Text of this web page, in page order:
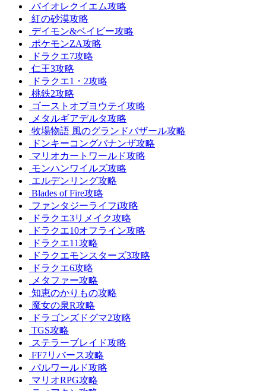
バイオレクイエム攻略
紅の砂漠攻略
デイモン&ベイビー攻略
ポケモンZA攻略
ドラクエ7攻略
仁王3攻略
ドラクエ1・2攻略
桃鉄2攻略
ゴーストオブヨウテイ攻略
メタルギアデルタ攻略
牧場物語 風のグランドバザール攻略
ドンキーコングバナンザ攻略
マリオカートワールド攻略
モンハンワイルズ攻略
エルデンリング攻略
Blades of Fire攻略
ファンタジーライフi攻略
ドラクエ3リメイク攻略
ドラクエ10オフライン攻略
ドラクエ11攻略
ドラクエモンスターズ3攻略
ドラクエ6攻略
メタファー攻略
知恵のかりもの攻略
魔女の泉R攻略
ドラゴンズドグマ2攻略
TGS攻略
ステラーブレイド攻略
FF7リバース攻略
パルワールド攻略
マリオRPG攻略